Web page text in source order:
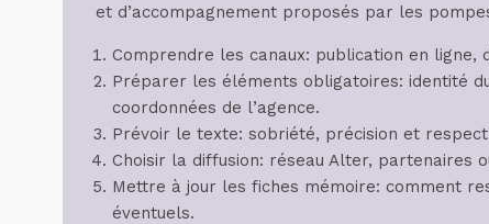
et d’accompagnement proposés par les
Comprendre les canaux: publication en
Préparer les éléments obligatoires: identité
coordonnées de l’agence.
Prévoir le texte: sobriété, précision et
Choisir la diffusion: réseau Alter, partenaires
Mettre à jour les fiches mémoire: comment
éventuels.